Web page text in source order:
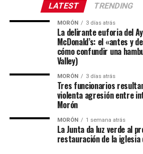
LATEST TRENDING
MORÓN 3 días atrás
La delirante euforia del
McDonald’s: el «antes y
cómo confundir una
Valley)
MORÓN 3 días atrás
Tres funcionarios
violenta agresión entre
Morón
MORÓN 1 semana atrás
La Junta da luz verde al
restauración de la iglesia